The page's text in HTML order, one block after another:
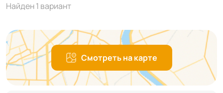
Найден 1 вариант
Смотреть на карте